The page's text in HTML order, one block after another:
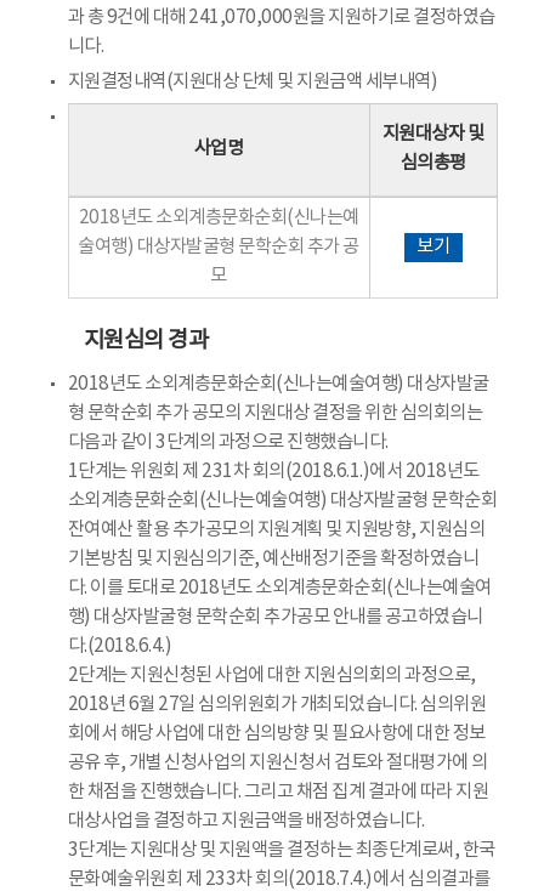
과 총 9건에 대해 241,070,000원을 지원하기로 결정하였습
니다.
지원결정내역(지원대상 단체 및 지원금액 세부내역)
사업명
지원대상자 및
심의총평
2018년도 소외계층문화순회(신나는예
술여행) 대상자발굴형 문학순회 추가 공
모
보기
지원심의 경과
2018년도 소외계층문화순회(신나는예술여행) 대상자발굴
형 문학순회 추가 공모의 지원대상 결정을 위한 심의회의는
다음과 같이 3단계의 과정으로 진행했습니다.
1단계는 위원회 제 231차 회의(2018.6.1.)에서 2018년도
소외계층문화순회(신나는예술여행) 대상자발굴형 문학순회
잔여예산 활용 추가공모의 지원계획 및 지원방향, 지원심의
기본방침 및 지원심의기준, 예산배정기준을 확정하였습니
다. 이를 토대로 2018년도 소외계층문화순회(신나는예술여
행) 대상자발굴형 문학순회 추가공모 안내를 공고하였습니
다.(2018.6.4.)
2단계는 지원신청된 사업에 대한 지원심의회의 과정으로,
2018년 6월 27일 심의위원회가 개최되었습니다. 심의위원
회에서 해당 사업에 대한 심의방향 및 필요사항에 대한 정보
공유 후, 개별 신청사업의 지원신청서 검토와 절대평가에 의
한 채점을 진행했습니다. 그리고 채점 집계 결과에 따라 지원
대상사업을 결정하고 지원금액을 배정하였습니다.
3단계는 지원대상 및 지원액을 결정하는 최종단계로써, 한국
문화예술위원회 제 233차 회의(2018.7.4.)에서 심의결과를